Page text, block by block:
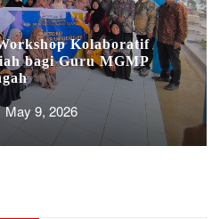
Kolaboratif
bagi Guru MGMP
May 9, 2026